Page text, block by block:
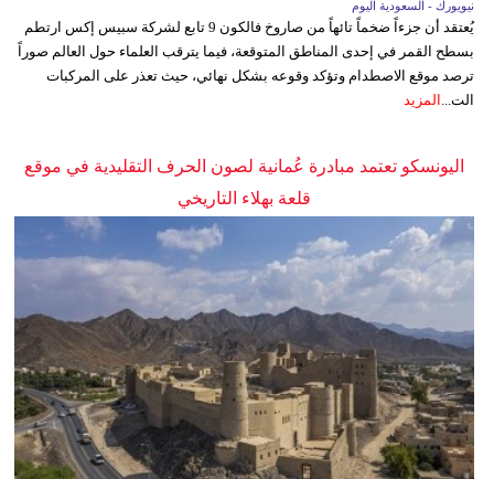
نيويورك - السعودية اليوم
يُعتقد أن جزءاً ضخماً تائهاً من صاروخ فالكون 9 تابع لشركة سبيس إكس ارتطم
بسطح القمر في إحدى المناطق المتوقعة، فيما يترقب العلماء حول العالم صوراً
ترصد موقع الاصطدام وتؤكد وقوعه بشكل نهائي، حيث تعذر على المركبات
الت... المزيد
اليونسكو تعتمد مبادرة عُمانية لصون الحرف التقليدية في موقع
قلعة بهلاء التاريخي